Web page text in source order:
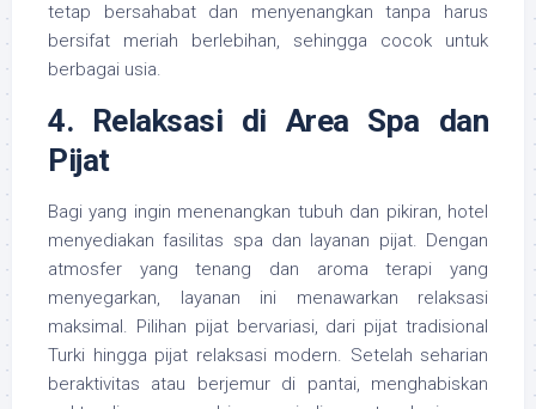
tetap bersahabat dan menyenangkan tanpa harus
bersifat meriah berlebihan, sehingga cocok untuk
berbagai usia.
4. Relaksasi di Area Spa dan
Pijat
Bagi yang ingin menenangkan tubuh dan pikiran, hotel
menyediakan fasilitas spa dan layanan pijat. Dengan
atmosfer yang tenang dan aroma terapi yang
menyegarkan, layanan ini menawarkan relaksasi
maksimal. Pilihan pijat bervariasi, dari pijat tradisional
Turki hingga pijat relaksasi modern. Setelah seharian
beraktivitas atau berjemur di pantai, menghabiskan